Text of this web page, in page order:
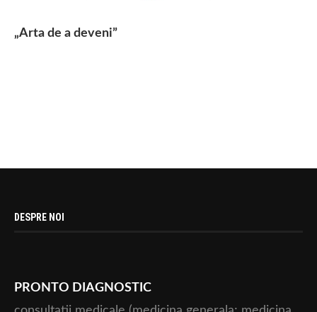
„Arta de a deveni”
DESPRE NOI
PRONTO DIAGNOSTIC